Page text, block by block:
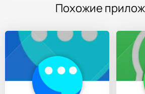
Похожие